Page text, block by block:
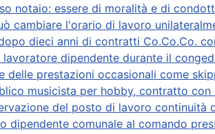
notaio: essere di moralità e di
cambiare l'orario di lavoro
dieci anni di contratti Co.Co.Co.
lavoratore dipendente durante il
delle prestazioni occasionali come
musicista per hobby, contratto
del posto di lavoro
dipendente comunale al comando